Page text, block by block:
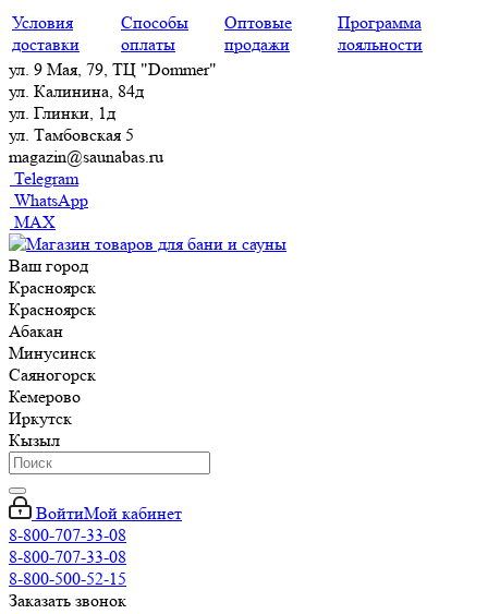
Условия
доставки
Способы
оплаты
Оптовые
продажи
Программа
лояльности
ул. 9 Мая, 79, ТЦ "Dommer"
ул. Калинина, 84д
ул. Глинки, 1д
ул. Тамбовская 5
magazin@saunabas.ru
Telegram
WhatsApp
MAX
Ваш город
Красноярск
Красноярск
Абакан
Минусинск
Саяногорск
Кемерово
Иркутск
Кызыл
ВойтиМой кабинет
8-800-707-33-08
8-800-707-33-08
8-800-500-52-15
Заказать звонок